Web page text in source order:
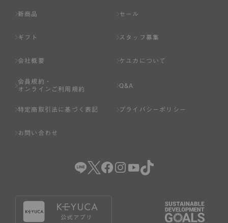
新商品 セール
ギフト スタッフ募集
会社概要 ケユカについて
会員規約・
オンラインご利用規約
Q&A
特定商取引法に基づく表記 プライバシーポリシー
お問い合わせ